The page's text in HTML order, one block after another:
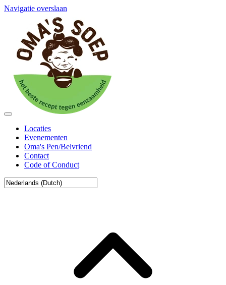
Navigatie overslaan
Locaties
Evenementen
Oma's Pen/Belvriend
Contact
Code of Conduct